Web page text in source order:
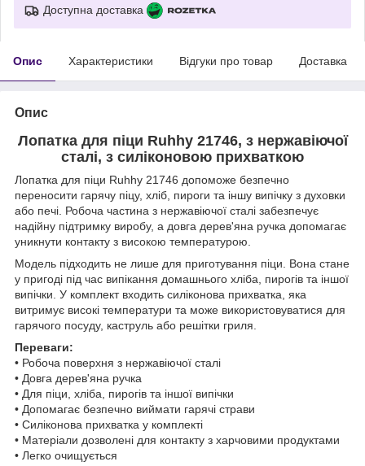
Доступна доставка
Опис Характеристики Відгуки про товар Доставка
Опис
Лопатка для піци Ruhhy 21746, з нержавіючої
сталі, з силіконовою прихваткою
Лопатка для піци Ruhhy 21746 допоможе безпечно
переносити гарячу піцу, хліб, пироги та іншу випічку з духовки
або печі. Робоча частина з нержавіючої сталі забезпечує
надійну підтримку виробу, а довга дерев'яна ручка допомагає
уникнути контакту з високою температурою.
Модель підходить не лише для приготування піци. Вона стане
у пригоді під час випікання домашнього хліба, пирогів та іншої
випічки. У комплект входить силіконова прихватка, яка
витримує високі температури та може використовуватися для
гарячого посуду, каструль або решітки гриля.
Переваги:
• Робоча поверхня з нержавіючої сталі
• Довга дерев'яна ручка
• Для піци, хліба, пирогів та іншої випічки
• Допомагає безпечно виймати гарячі страви
• Силіконова прихватка у комплекті
• Матеріали дозволені для контакту з харчовими продуктами
• Легко очищується